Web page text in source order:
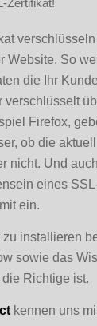
Website. So
die Ihr
verschlüsselt
Firefox,
ob die
nicht. Und
eines
ein.
installieren
sowie das
Richtige ist.
kennen uns